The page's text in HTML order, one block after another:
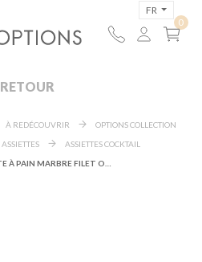
FR
RETOUR
À REDÉCOUVRIR
OPTIONS COLLECTION
ASSIETTES
ASSIETTES COCKTAIL